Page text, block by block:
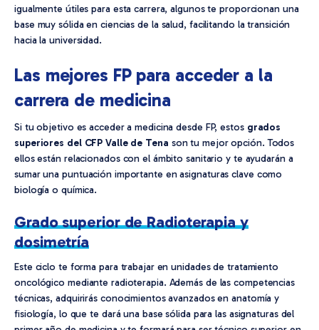
igualmente útiles para esta carrera, algunos te proporcionan una
base muy sólida en ciencias de la salud, facilitando la transición
hacia la universidad.
Las mejores FP para acceder a la
carrera de medicina
Si tu objetivo es acceder a medicina desde FP, estos grados
superiores del CFP Valle de Tena son tu mejor opción. Todos
ellos están relacionados con el ámbito sanitario y te ayudarán a
sumar una puntuación importante en asignaturas clave como
biología o química.
Grado superior de Radioterapia y
dosimetría
Este ciclo te forma para trabajar en unidades de tratamiento
oncológico mediante radioterapia. Además de las competencias
técnicas, adquirirás conocimientos avanzados en anatomía y
fisiología, lo que te dará una base sólida para las asignaturas del